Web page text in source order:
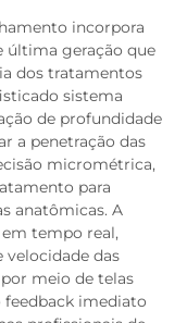
incorpora
última geração que
dos tratamentos
sistema
de profundidade
a penetração das
micrométrica,
para
anatômicas. A
tempo real,
velocidade das
meio de telas
imediato